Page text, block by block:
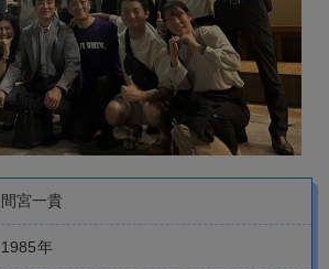
間宮一貴
1985年
thaimeiji.shikon@gmail.com
WEBサイト